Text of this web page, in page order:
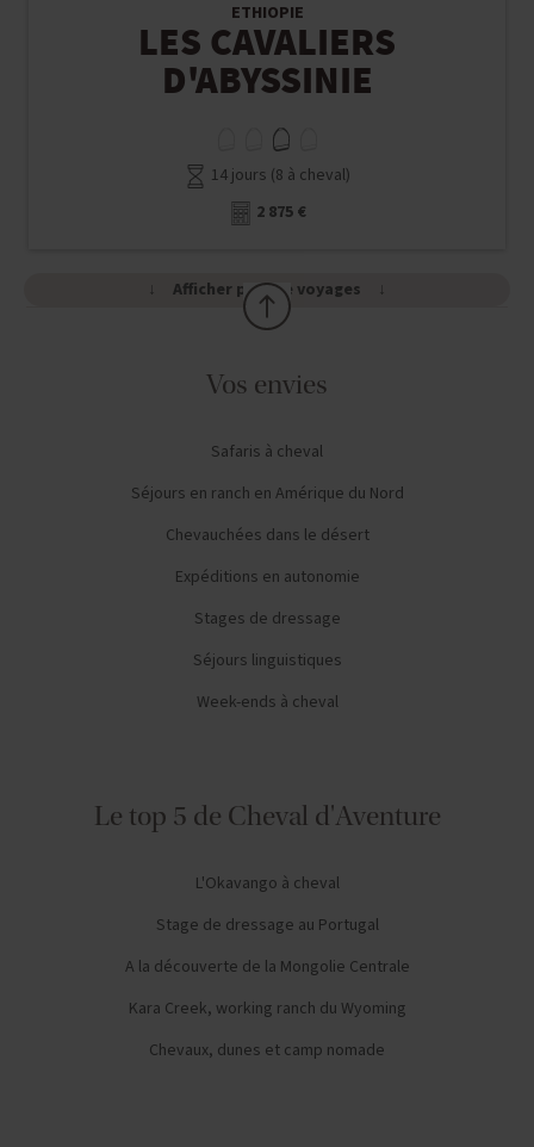
ETHIOPIE
LES CAVALIERS
D'ABYSSINIE
14 jours (8 à cheval)
2 875 €
Afficher plus de voyages
Vos envies
Safaris à cheval
Séjours en ranch en Amérique du Nord
Chevauchées dans le désert
Expéditions en autonomie
Stages de dressage
Séjours linguistiques
Week-ends à cheval
Le top 5 de Cheval d'Aventure
L'Okavango à cheval
Stage de dressage au Portugal
A la découverte de la Mongolie Centrale
Kara Creek, working ranch du Wyoming
Chevaux, dunes et camp nomade